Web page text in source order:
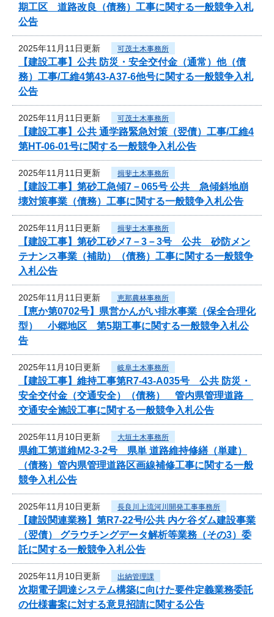
期工区 道路改良（債務）工事に関する一般競争入札
公告
2025年11月11日更新 可茂土木事務所
【建設工事】公共 防災・安全交付金（通常）他（債
務）工事/工維4第43-A37-6他号に関する一般競争入札
公告
2025年11月11日更新 可茂土木事務所
【建設工事】公共 通学路緊急対策（翌債）工事/工維4
第HT-06-01号に関する一般競争入札公告
2025年11月11日更新 揖斐土木事務所
【建設工事】第砂工急傾7－065号 公共 急傾斜地崩
壊対策事業（債務）工事に関する一般競争入札公告
2025年11月11日更新 揖斐土木事務所
【建設工事】第砂工砂メ7－3－3号 公共 砂防メン
テナンス事業（補助）（債務）工事に関する一般競争
入札公告
2025年11月11日更新 恵那農林事務所
【恵か第0702号】県営かんがい排水事業（保全合理化
型） 小郷地区 第5期工事に関する一般競争入札公
告
2025年11月10日更新 岐阜土木事務所
【建設工事】維持工事第R7-43-A035号 公共 防災・
安全交付金（交通安全）（債務） 管内県管理道路
交通安全施設工事に関する一般競争入札公告
2025年11月10日更新 大垣土木事務所
県維工第道維M2-3-2号 県単 道路維持修繕（単建）
（債務）管内県管理道路区画線補修工事に関する一般
競争入札公告
2025年11月10日更新 長良川上流河川開発工事事務所
【建設関連業務】第R7-22号/公共 内ケ谷ダム建設事業
（翌債） グラウチングデータ解析等業務（その3）委
託に関する一般競争入札公告
2025年11月10日更新 出納管理課
次期電子調達システム構築に向けた要件定義業務委託
の仕様書案に対する意見招請に関する公告